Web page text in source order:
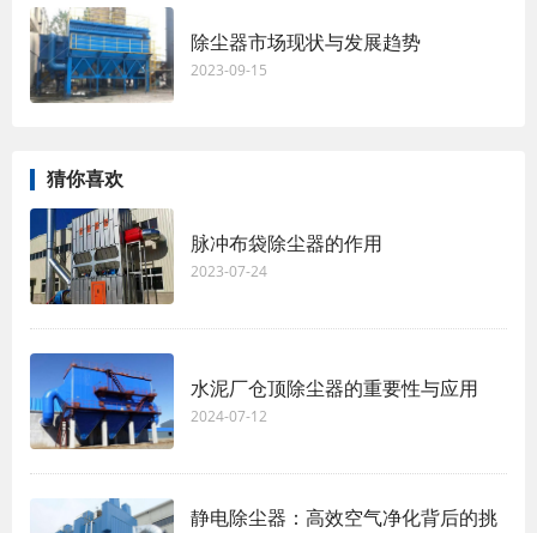
除尘器市场现状与发展趋势
2023-09-15
猜你喜欢
脉冲布袋除尘器的作用
2023-07-24
水泥厂仓顶除尘器的重要性与应用
2024-07-12
静电除尘器：高效空气净化背后的挑